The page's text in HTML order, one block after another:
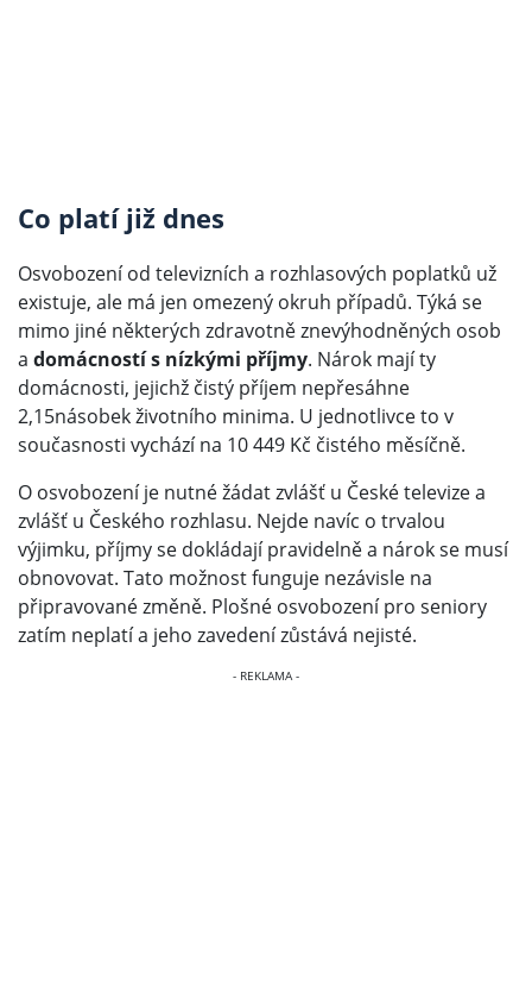
Co platí již dnes
Osvobození od televizních a rozhlasových poplatků už
existuje, ale má jen omezený okruh případů. Týká se
mimo jiné některých zdravotně znevýhodněných osob
a domácností s nízkými příjmy. Nárok mají ty
domácnosti, jejichž čistý příjem nepřesáhne
2,15násobek životního minima. U jednotlivce to v
současnosti vychází na 10 449 Kč čistého měsíčně.
O osvobození je nutné žádat zvlášť u České televize a
zvlášť u Českého rozhlasu. Nejde navíc o trvalou
výjimku, příjmy se dokládají pravidelně a nárok se musí
obnovovat. Tato možnost funguje nezávisle na
připravované změně. Plošné osvobození pro seniory
zatím neplatí a jeho zavedení zůstává nejisté.